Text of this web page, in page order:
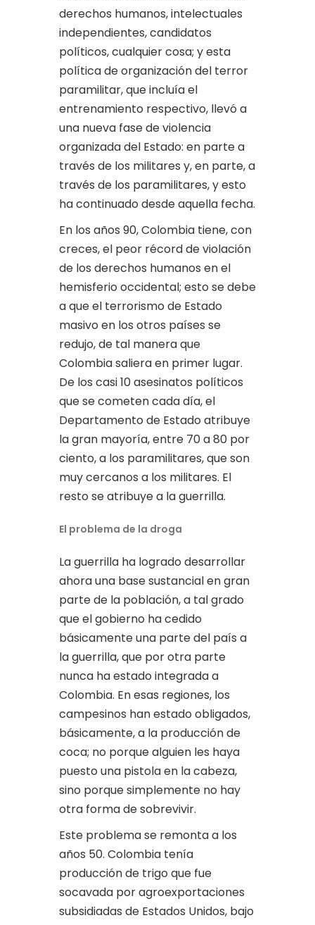
derechos humanos, intelectuales
independientes, candidatos
políticos, cualquier cosa; y esta
política de organización del terror
paramilitar, que incluía el
entrenamiento respectivo, llevó a
una nueva fase de violencia
organizada del Estado: en parte a
través de los militares y, en parte, a
través de los paramilitares, y esto
ha continuado desde aquella fecha.
En los años 90, Colombia tiene, con
creces, el peor récord de violación
de los derechos humanos en el
hemisferio occidental; esto se debe
a que el terrorismo de Estado
masivo en los otros países se
redujo, de tal manera que
Colombia saliera en primer lugar.
De los casi 10 asesinatos políticos
que se cometen cada día, el
Departamento de Estado atribuye
la gran mayoría, entre 70 a 80 por
ciento, a los paramilitares, que son
muy cercanos a los militares. El
resto se atribuye a la guerrilla.
El problema de la droga
La guerrilla ha logrado desarrollar
ahora una base sustancial en gran
parte de la población, a tal grado
que el gobierno ha cedido
básicamente una parte del país a
la guerrilla, que por otra parte
nunca ha estado integrada a
Colombia. En esas regiones, los
campesinos han estado obligados,
básicamente, a la producción de
coca; no porque alguien les haya
puesto una pistola en la cabeza,
sino porque simplemente no hay
otra forma de sobrevivir.
Este problema se remonta a los
años 50. Colombia tenía
producción de trigo que fue
socavada por agroexportaciones
subsidiadas de Estados Unidos, bajo